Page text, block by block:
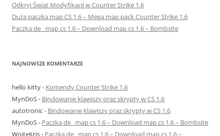
Odkryj Świat Modyfikacji w Counter Strike 1.6
Duża paczka map CS 1.6 – Mega map pack Counter Strike 1.6
Paczka de_ map cs 1.6 – Download map cs 1.6 – Bombsite
NAJNOWSZE KOMENTARZE
hello kitty- Komendy Counter Strike 1.6
MynDoS- Bindowanie klawiszy oraz skrypty w CS 1.6
autotronic- Bindowanie klawiszy oraz skrypty w CS 1.6
MynDoS- Paczka de_ map cs 1.6 – Download map cs 1.6 – Bombsite
WojteKris- Paczka de_ map cs 1.6 – Download map cs 1.6 –